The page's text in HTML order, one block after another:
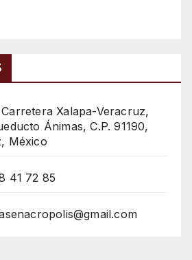
Xalapa-Veracruz,
Ánimas, C.P. 91190,
México
41 72 85